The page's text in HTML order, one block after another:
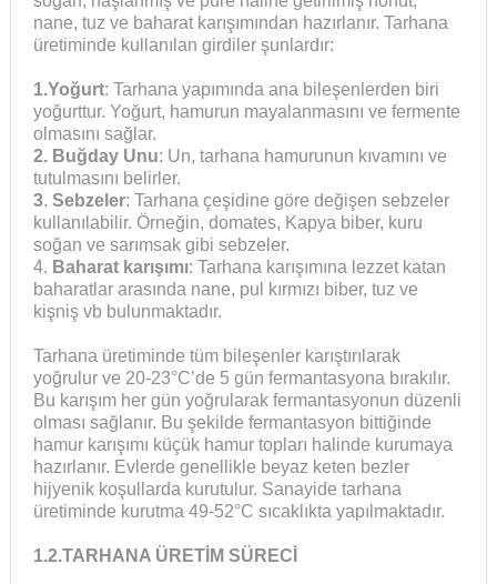
nane, tuz ve baharat karışımından hazırlanır. Tarhana
üretiminde kullanılan girdiler şunlardır:
1.Yoğurt: Tarhana yapımında ana bileşenlerden biri
yoğurttur. Yoğurt, hamurun mayalanmasını ve fermente
olmasını sağlar.
2. Buğday Unu: Un, tarhana hamurunun kıvamını ve
tutulmasını belirler.
3. Sebzeler: Tarhana çeşidine göre değişen sebzeler
kullanılabilir. Örneğin, domates, Kapya biber, kuru
soğan ve sarımsak gibi sebzeler.
4. Baharat karışımı: Tarhana karışımına lezzet katan
baharatlar arasında nane, pul kırmızı biber, tuz ve
kişniş vb bulunmaktadır.
Tarhana üretiminde tüm bileşenler karıştırılarak
yoğrulur ve 20-23°C’de 5 gün fermantasyona bırakılır.
Bu karışım her gün yoğrularak fermantasyonun düzenli
olması sağlanır. Bu şekilde fermantasyon bittiğinde
hamur karışımı küçük hamur topları halinde kurumaya
hazırlanır. Evlerde genellikle beyaz keten bezler
hijyenik koşullarda kurutulur. Sanayide tarhana
üretiminde kurutma 49-52°C sıcaklıkta yapılmaktadır.
1.2.TARHANA ÜRETİM SÜRECİ